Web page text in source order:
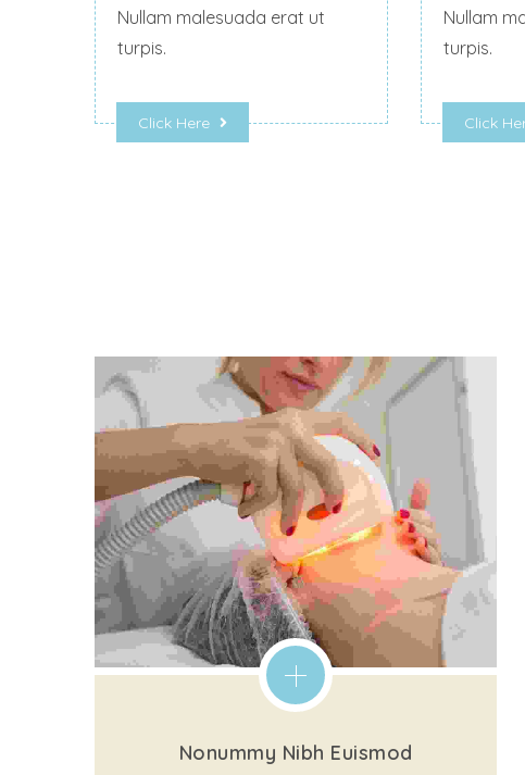
Nullam malesuada erat ut
turpis.
Click Here
Nullam
turpis.
Click
Nonummy Nibh Euismod